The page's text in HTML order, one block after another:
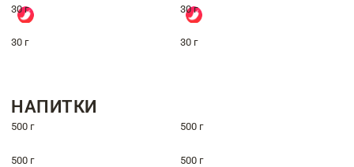
30 г 30 г
30 г 30 г
НАПИТКИ
500 г 500 г
500 г 500 г